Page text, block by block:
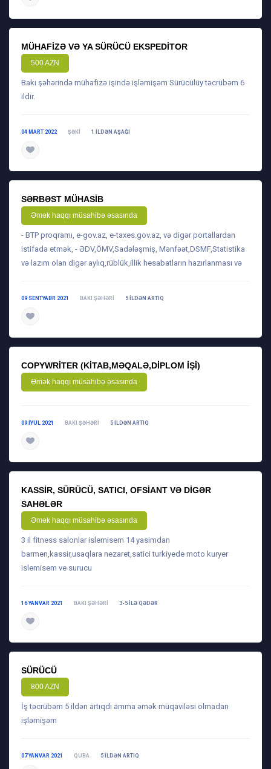
MÜHAFIZƏ VƏ YA SÜRÜCÜ EKSPEDITOR
500 AZN
Bakı şəhərində mühafizə işində işləmişəm Sürücülüy təcrübəm 6
ildir.
04 MART 2022 ŞƏKI 1 ILDƏN AŞAĞI
SƏRBƏST MÜHASIB
Əmək haqqı müsahibə əsasında
- BTP proqramı, e-gov.az, e-taxes.gov.az, və digər portallardan
istifadə etmək, - ƏDV,ÖMV,Sadələşmiş, Mənfəət,DSMF,Statistika
və lazım olan digər aylıq,rüblük,illik hesabatların hazırlanması və
09 SENTYABR 2021 BAKI ŞƏHƏRI 5 ILDƏN ARTIQ
COPYWRITER (KITAB,MƏQALƏ,DIPLOM IŞI)
Əmək haqqı müsahibə əsasında
09 IYUL 2021 BAKI ŞƏHƏRI 5 ILDƏN ARTIQ
KASSIR, SÜRÜCÜ, SATICI, OFSIANT VƏ DIGƏR
SAHƏLƏR
Əmək haqqı müsahibə əsasında
3 il fitness salonlar islemisem 14 yasimdan
barmen,kassir,usaqlara nezaret,satici turkiyede moto kuryer
islemisem ve surucu
16 YANVAR 2021 BAKI ŞƏHƏRI 3-5 ILƏ QƏDƏR
SÜRÜCÜ
800 AZN
İş təcrübəm 5 ildən artıqdı amma əmək müqaviləsi olmadan
işləmişəm
07 YANVAR 2021 QUBA 5 ILDƏN ARTIQ